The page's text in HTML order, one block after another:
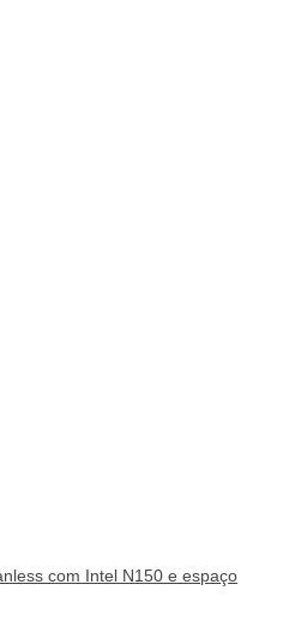
com Intel N150 e espaço